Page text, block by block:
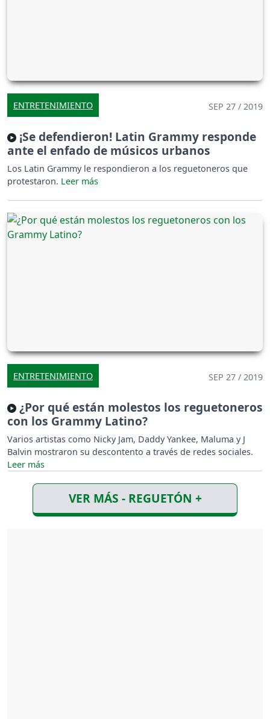
ENTRETENIMIENTO SEP 27 / 2019
¡Se defendieron! Latin Grammy responde
ante el enfado de músicos urbanos
Los Latin Grammy le respondieron a los reguetoneros que
protestaron.
ENTRETENIMIENTO SEP 27 / 2019
¿Por qué están molestos los reguetoneros
con los Grammy Latino?
Varios artistas como Nicky Jam, Daddy Yankee, Maluma y J
Balvin mostraron su descontento a través de redes sociales.
VER MÁS - REGUETÓN +